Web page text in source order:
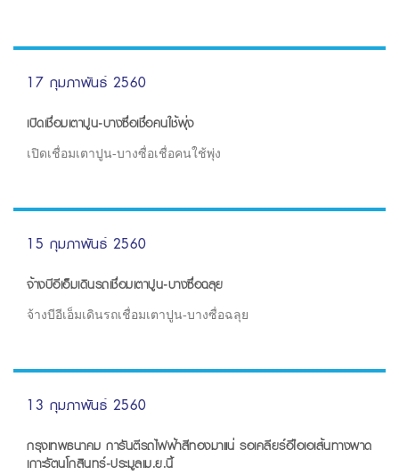
17 กุมภาพันธ์ 2560
เปิดเชื่อมเตาปูน-บางซื่อเชื่อคนใช้พุ่ง
เปิดเชื่อมเตาปูน-บางซื่อเชื่อคนใช้พุ่ง
15 กุมภาพันธ์ 2560
จ้างบีอีเอ็มเดินรถเชื่อมเตาปูน-บางซื่อฉลุย
จ้างบีอีเอ็มเดินรถเชื่อมเตาปูน-บางซื่อฉลุย
13 กุมภาพันธ์ 2560
กรุงเทพธนาคม การันตีรถไฟฟ้าสีทองมาแน่ รอเคลียร์อีไอเอเส้นทางพาด
เกาะรัตนโกสินทร์-ประมูลเม.ย.นี้